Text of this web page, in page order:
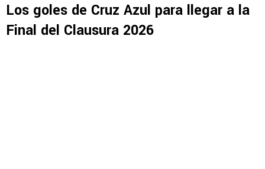
Los goles de Cruz Azul para llegar a la
Final del Clausura 2026